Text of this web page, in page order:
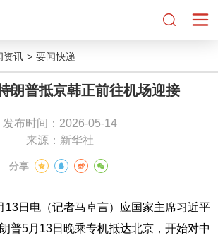
资讯 > 要闻快递
朗普抵京韩正前往机场迎接
发布时间：2026-05-14
来源：新华社
分享
13日电（记者马卓言）应国家主席习近平
普5月13日晚乘专机抵达北京，开始对中